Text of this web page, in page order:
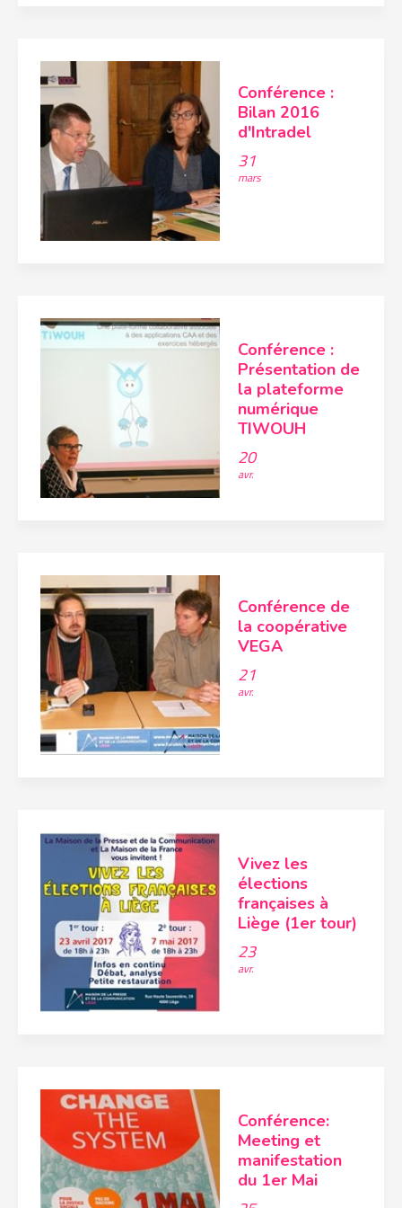
Conférence :
Bilan 2016
d'Intradel
31
mars
Conférence :
Présentation de
la plateforme
numérique
TIWOUH
20
avr.
Conférence de
la coopérative
VEGA
21
avr.
Vivez les
élections
françaises à
Liège (1er tour)
23
avr.
Conférence:
Meeting et
manifestation
du 1er Mai